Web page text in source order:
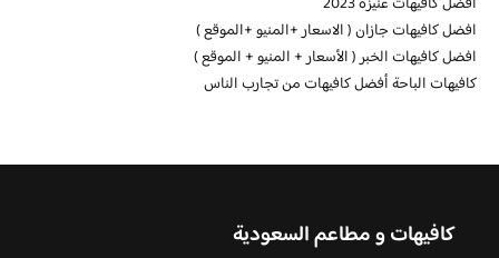
افضل كافيهات جازان ( الاسعار +المنيو +الموقع )
افضل كافيهات الخبر ( الأسعار + المنيو + الموقع )
كافيهات الباحة أفضل كافيهات من تجارب الناس
كافيهات و مطاعم السعودية